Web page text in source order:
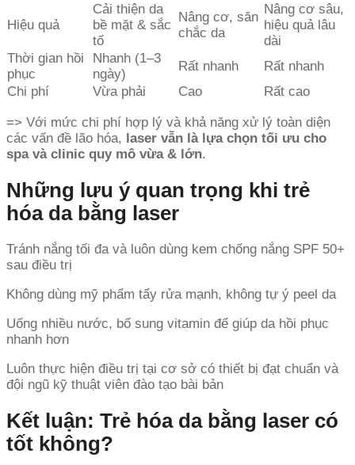
Hiệu quả
Cải thiện da
bề mặt & sắc
tố
Nâng cơ, săn
chắc da
Nâng cơ sâu,
hiệu quả lâu
dài
Thời gian hồi
phục
Nhanh (1–3
ngày)
Rất nhanh
Rất nhanh
Chi phí
Vừa phải Cao Rất cao
=> Với mức chi phí hợp lý và khả năng xử lý toàn diện
các vấn đề lão hóa, laser vẫn là lựa chọn tối ưu cho
spa và clinic quy mô vừa & lớn.
Những lưu ý quan trọng khi trẻ
hóa da bằng laser
Tránh nắng tối đa và luôn dùng kem chống nắng SPF 50+
sau điều trị
Không dùng mỹ phẩm tẩy rửa mạnh, không tự ý peel da
Uống nhiều nước, bổ sung vitamin để giúp da hồi phục
nhanh hơn
Luôn thực hiện điều trị tại cơ sở có thiết bị đạt chuẩn và
đội ngũ kỹ thuật viên đào tạo bài bản
Kết luận: Trẻ hóa da bằng laser có
tốt không?